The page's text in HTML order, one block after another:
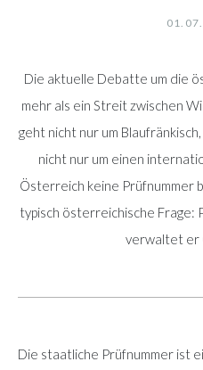
Die aktuelle Debatte um die
mehr als ein Streit zwischen
geht nicht nur um
nicht nur um einen
Österreich keine Prüfnummer
typisch österreichische
verwaltet er
Die staatliche Prüfnummer ist